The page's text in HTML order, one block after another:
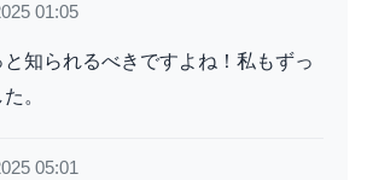
01:05
知られるべきですよね！私もずっ
。
05:01